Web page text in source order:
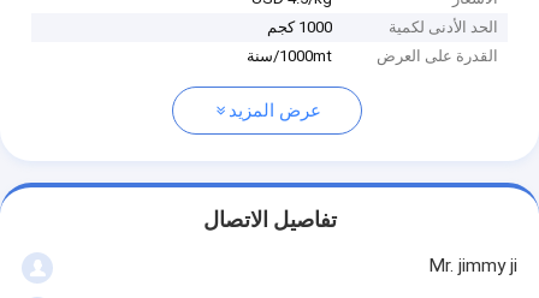
الحد الأدنى لكمية
1000 كجم
القدرة على العرض
1000mt/سنة
عرض المزيد
تفاصيل الاتصال
Mr. jimmy ji